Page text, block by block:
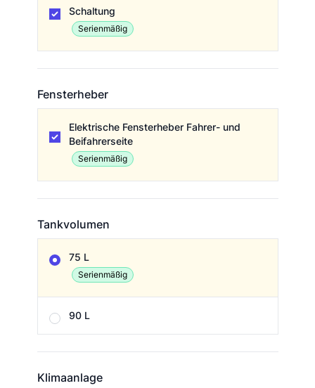
Schaltung
Serienmäßig
Fensterheber
Elektrische Fensterheber Fahrer- und
Beifahrerseite
Serienmäßig
Tankvolumen
75 L
Serienmäßig
90 L
Klimaanlage